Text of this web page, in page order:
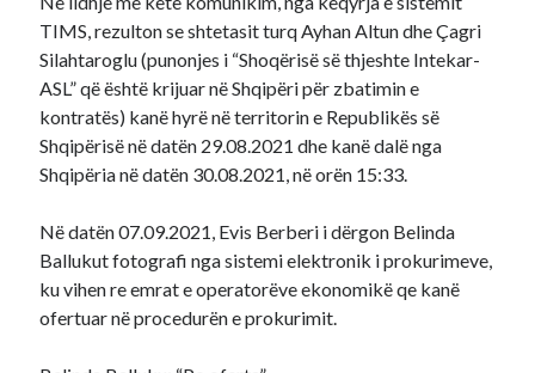
TIMS, rezulton se shtetasit turq Ayhan Altun dhe Çagri
Silahtaroglu (punonjes i “Shoqërisë së thjeshte Intekar-
ASL” që është krijuar në Shqipëri për zbatimin e
kontratës) kanë hyrë në territorin e Republikës së
Shqipërisë në datën 29.08.2021 dhe kanë dalë nga
Shqipëria në datën 30.08.2021, në orën 15:33.
Në datën 07.09.2021, Evis Berberi i dërgon Belinda
Ballukut fotografi nga sistemi elektronik i prokurimeve,
ku vihen re emrat e operatorëve ekonomikë qe kanë
ofertuar në procedurën e prokurimit.